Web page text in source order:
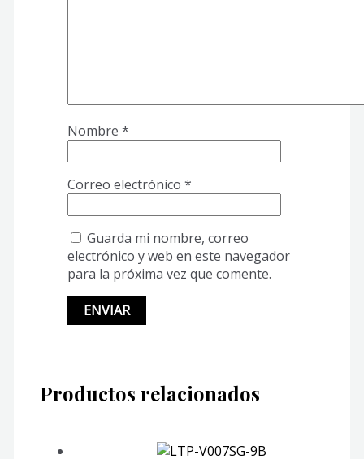
Nombre *
Correo electrónico *
Guarda mi nombre, correo
electrónico y web en este navegador
para la próxima vez que comente.
Productos relacionados